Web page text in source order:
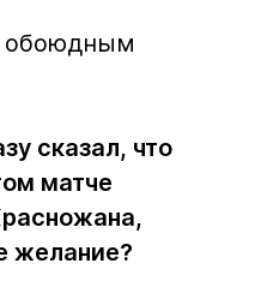
обоюдным
сказал, что
матче
желание?